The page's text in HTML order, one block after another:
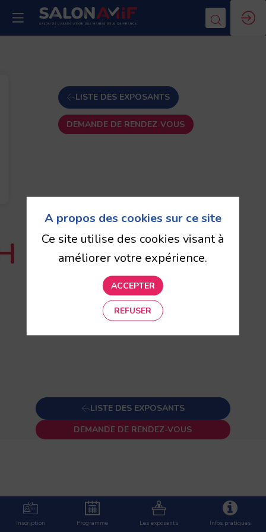
LISTE DES EXPOSANTS
DEMANDE DE RENDEZ-VOUS
LISTE DES EXPOSANTS
DEMANDE DE RENDEZ-VOUS
balistiques
et
Inscription Programme Les exposants Infos pratiques
A propos des cookies sur ce site
Ce site utilise des cookies visant à
améliorer votre expérience.
ACCEPTER
REFUSER